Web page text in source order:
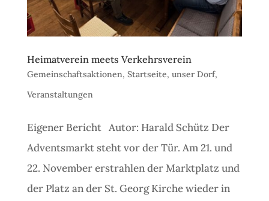
Heimatverein meets Verkehrsverein
Gemeinschaftsaktionen, Startseite, unser Dorf,
Veranstaltungen
Eigener Bericht Autor: Harald Schütz Der
Adventsmarkt steht vor der Tür. Am 21. und
22. November erstrahlen der Marktplatz und
der Platz an der St. Georg Kirche wieder in